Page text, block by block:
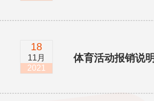
18
11月
2021
体育活动报销说